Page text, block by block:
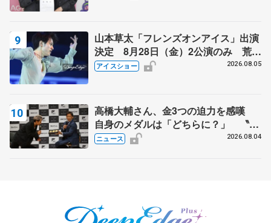
山本草太「フレンズオンアイス」出演
決定 8月28日（金）2公演のみ 荒川
静香さんプロデュース、20周年のアイ
アイスショー 2026.08.05
高橋大輔さん、金3つの迫力を感嘆
自身のメダルは「どちらに？」 〝リ
ス兄弟〟オリンピック3連覇の野村忠
ニュース 2026.08.04